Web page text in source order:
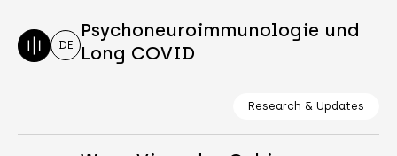
DE
Psychoneuroimmunologie und
Long COVID
Research & Updates